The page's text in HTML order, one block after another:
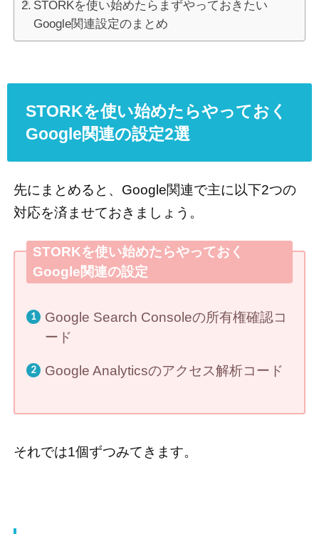
STORKを使い始めたらまずやっておきたい
Google関連設定のまとめ
STORKを使い始めたらやっておく
Google関連の設定2選
先にまとめると、Google関連で主に以下2つの
対応を済ませておきましょう。
STORKを使い始めたらやっておく
Google関連の設定
Google Search Consoleの所有権確認コ
ード
Google Analyticsのアクセス解析コード
それでは1個ずつみてきます。